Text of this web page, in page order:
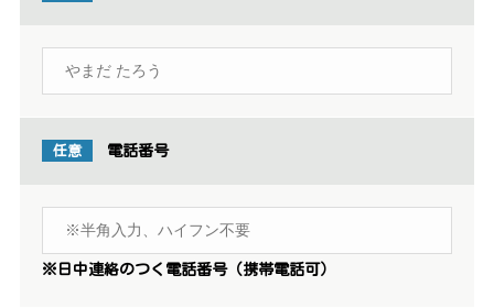
任意 電話番号
※日中連絡のつく電話番号（携帯電話可）